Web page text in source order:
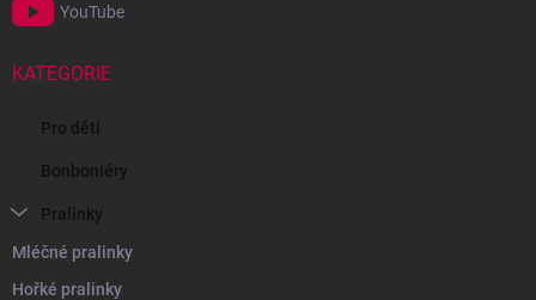
YouTube
KATEGORIE
Pro děti
Bonboniéry
Pralinky
Mléčné pralinky
Hořké pralinky